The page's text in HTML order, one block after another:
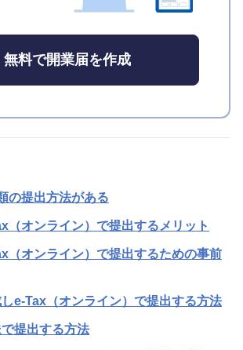
無料で開業届を作成
の提出方法がある
（オンライン）で提出するメリット
（オンライン）で提出するための事前
e-Tax（オンライン）で提出する方法
提出する方法